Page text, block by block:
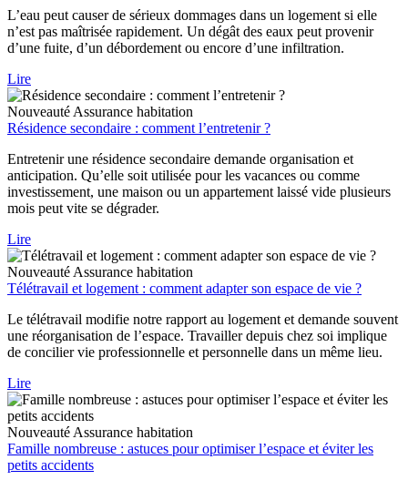
L’eau peut causer de sérieux dommages dans un logement si elle
n’est pas maîtrisée rapidement. Un dégât des eaux peut provenir
d’une fuite, d’un débordement ou encore d’une infiltration.
Lire
Nouveauté Assurance habitation
Résidence secondaire : comment l’entretenir ?
Entretenir une résidence secondaire demande organisation et
anticipation. Qu’elle soit utilisée pour les vacances ou comme
investissement, une maison ou un appartement laissé vide plusieurs
mois peut vite se dégrader.
Lire
Nouveauté Assurance habitation
Télétravail et logement : comment adapter son espace de vie ?
Le télétravail modifie notre rapport au logement et demande souvent
une réorganisation de l’espace. Travailler depuis chez soi implique
de concilier vie professionnelle et personnelle dans un même lieu.
Lire
Nouveauté Assurance habitation
Famille nombreuse : astuces pour optimiser l’espace et éviter les
petits accidents